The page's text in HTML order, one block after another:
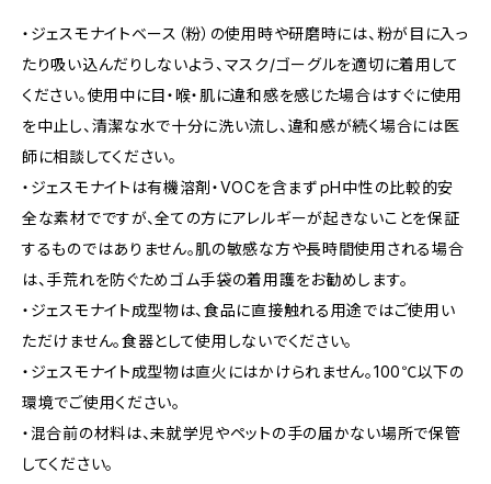
・ジェスモナイトベース（粉）の使用時や研磨時には、粉が目に入っ
たり吸い込んだりしないよう、マスク/ゴーグルを適切に着用して
ください。使用中に目・喉・肌に違和感を感じた場合はすぐに使用
を中止し、清潔な水で十分に洗い流し、違和感が続く場合には医
師に相談してください。
・ジェスモナイトは有機溶剤・VOCを含まずｐH中性の比較的安
全な素材でですが、全ての方にアレルギーが起きないことを保証
するものではありません。肌の敏感な方や長時間使用される場合
は、手荒れを防ぐためゴム手袋の着用護をお勧めします。
・ジェスモナイト成型物は、食品に直接触れる用途ではご使用い
ただけません。食器として使用しないでください。
・ジェスモナイト成型物は直火にはかけられません。100℃以下の
環境でご使用ください。
・混合前の材料は、未就学児やペットの手の届かない場所で保管
してください。